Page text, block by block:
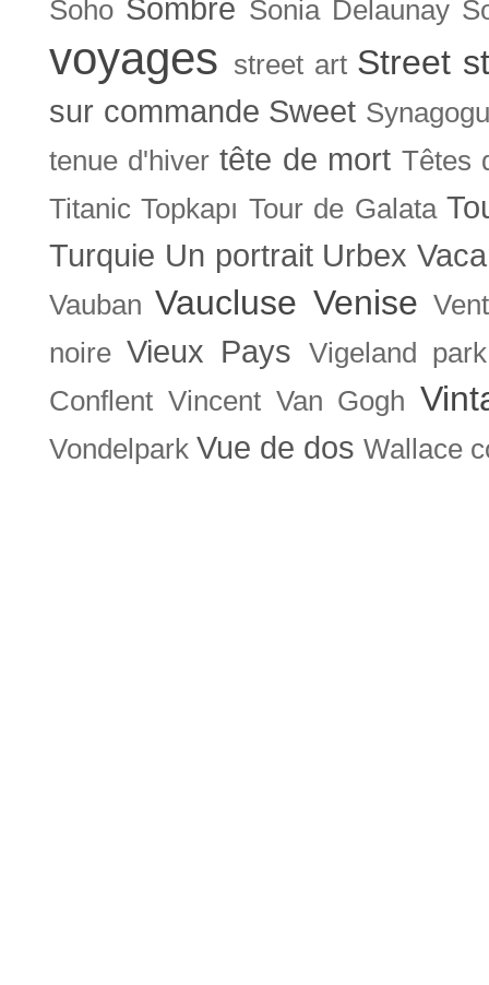
Soho Sombre Sonia Delaunay
voyages street art Street
sur commande Sweet
tenue d'hiver tête de mort Têtes
Titanic Topkapı Tour de Galata
Turquie Un portrait Urbex
Vauban Vaucluse Venise
noire Vieux Pays
Vigeland park
Conflent Vincent Van Gogh
Vondelpark Vue de dos Wallace